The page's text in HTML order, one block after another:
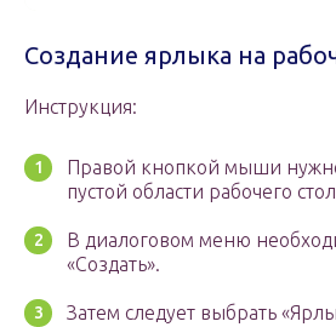
Создание ярлыка на
Инструкция:
Правой кнопкой мыши
пустой области рабочего
В диалоговом меню
«Создать».
Затем следует выбрать